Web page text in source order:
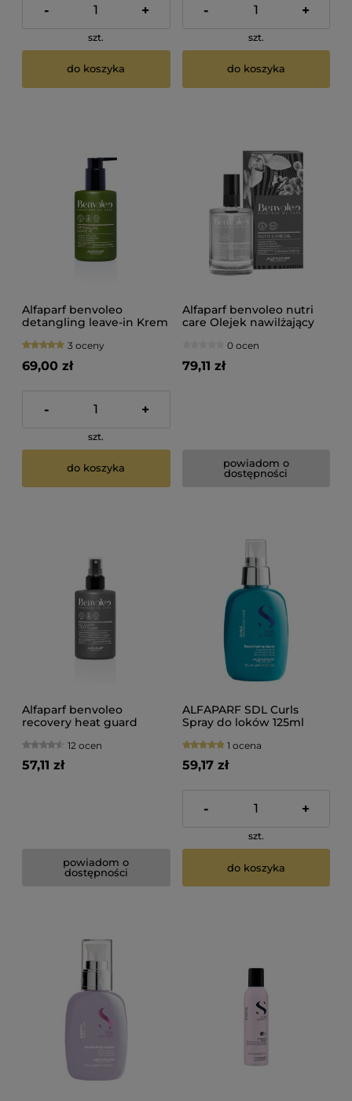
- +
szt.
do koszyka
- +
szt.
do koszyka
Alfaparf benvoleo
detangling leave-in Krem
rozczesywanie z
termoochroną 200ml
3 oceny
69,00 zł
- +
szt.
do koszyka
Alfaparf benvoleo nutri
care Olejek nawilżający
0 ocen
79,11 zł
powiadom o
dostępności
Alfaparf benvoleo
recovery heat guard
włosów 200ml
12 ocen
57,11 zł
powiadom o
dostępności
ALFAPARF SDL Curls
Spray do loków 125ml
1 ocena
59,17 zł
- +
szt.
do koszyka